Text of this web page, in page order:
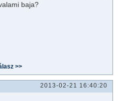
baja?
2013-02-21 16:40:20